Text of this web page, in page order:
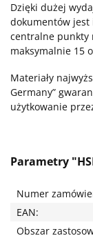
Dzięki dużej
dokumentów
centralne punkty
maksymalnie 15
Materiały
Germany”
użytkowanie
Parametry
Numer
EAN:
Obszar